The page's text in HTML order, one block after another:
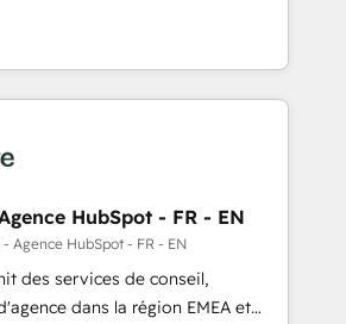
ぜ100incを選ぶの
パートナー認定 ✓ HubSpotアワ
ーダー ✓ ISO27001:2022 /
談、現
HubSpot’s AI-powered
and operationalize HubSpot’s
through expert-led
and purpose-built apps,
ABM: Drive pipeline with inbound,
👩‍💻Web Design:
websites with UX, messaging,
that drive results. 🤖AI
HubSpot - FR - EN
Agence HubSpot - FR - EN
des services de conseil,
dans la région EMEA et